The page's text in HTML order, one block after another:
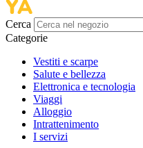
Cerca
Categorie
Vestiti e scarpe
Salute e bellezza
Elettronica e tecnologia
Viaggi
Alloggio
Intrattenimento
I servizi